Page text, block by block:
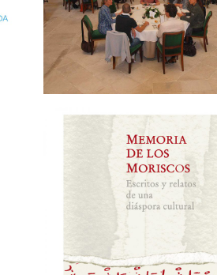
La Universidad de Salamanca,
Ochocientos Años – Junta de
Castilla y León y Universidad de
Salamanca
DISEÑO EDITORIAL
→